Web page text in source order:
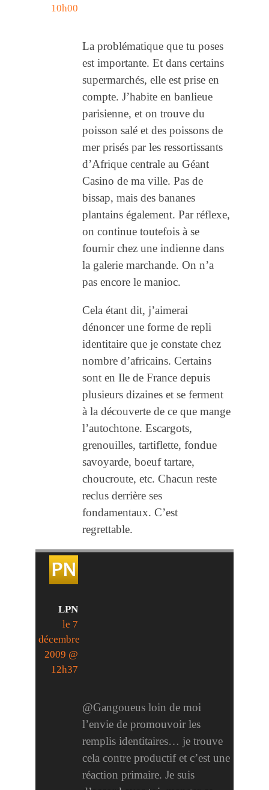
10h00
La problématique que tu poses
est importante. Et dans certains
supermarchés, elle est prise en
compte. J’habite en banlieue
parisienne, et on trouve du
poisson salé et des poissons de
mer prisés par les ressortissants
d’Afrique centrale au Géant
Casino de ma ville. Pas de
bissap, mais des bananes
plantains également. Par réflexe,
on continue toutefois à se
fournir chez une indienne dans
la galerie marchande. On n’a
pas encore le manioc.
Cela étant dit, j’aimerai
dénoncer une forme de repli
identitaire que je constate chez
nombre d’africains. Certains
sont en Ile de France depuis
plusieurs dizaines et se ferment
à la découverte de ce que mange
l’autochtone. Escargots,
grenouilles, tartiflette, fondue
savoyarde, boeuf tartare,
choucroute, etc. Chacun reste
reclus derrière ses
fondamentaux. C’est
regrettable.
LPN
le 7
décembre
2009 @
12h37
@Gangoueus loin de moi
l’envie de promouvoir les
remplis identitaires… je trouve
cela contre productif et c’est une
réaction primaire. Je suis